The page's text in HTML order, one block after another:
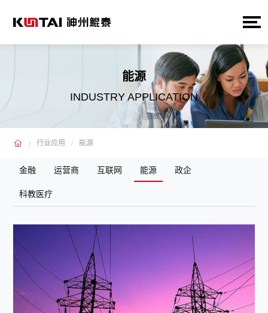
能源
INDUSTRY APPLICATION
行业应用 能源
金融 运营商 互联网 能源 政企
科教医疗